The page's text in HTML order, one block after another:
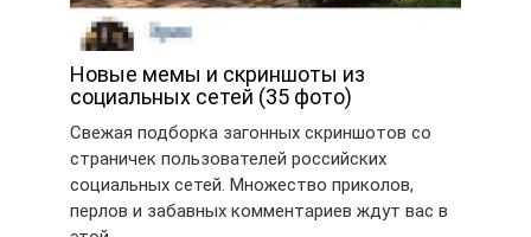
Новые мемы и скриншоты из
социальных сетей (35 фото)
Свежая подборка загонных скриншотов со
страничек пользователей российских
социальных сетей. Множество приколов,
перлов и забавных комментариев ждут вас в